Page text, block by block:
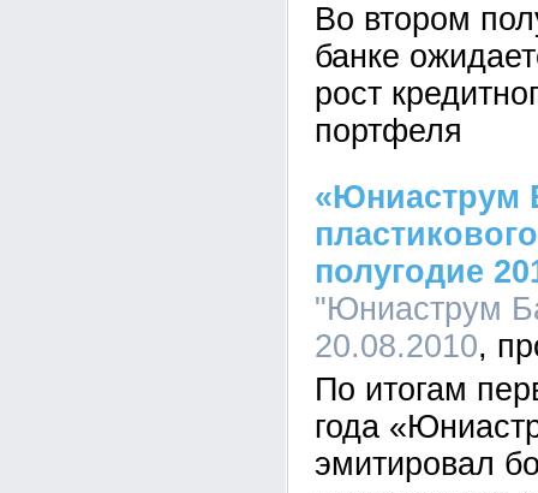
Во втором
банке
рост
портфеля
«Юниаструм
полугодие
"Юниаструм
20.08.2010
По итогам
года
эмитировал